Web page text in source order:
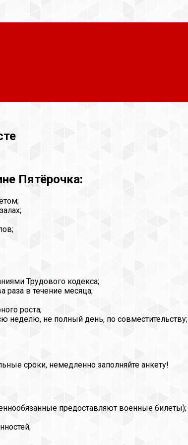
Пятёрочка:
Трудового кодекса;
раза в течение месяца;
роста;
неделю, не полный день, по совместительству;
сроки, немедленно заполняйте анкету!
предоставляют военные билеты);